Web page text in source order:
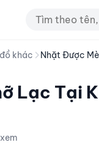
khác Nhặt Được
Lạc Tại